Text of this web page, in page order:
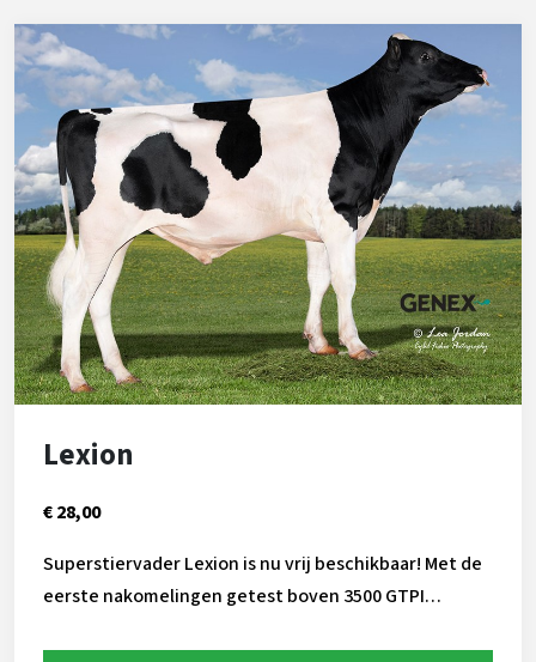
Lexion
€ 28,00
Superstiervader Lexion is nu vrij beschikbaar! Met de
eerste nakomelingen getest boven 3500 GTPI